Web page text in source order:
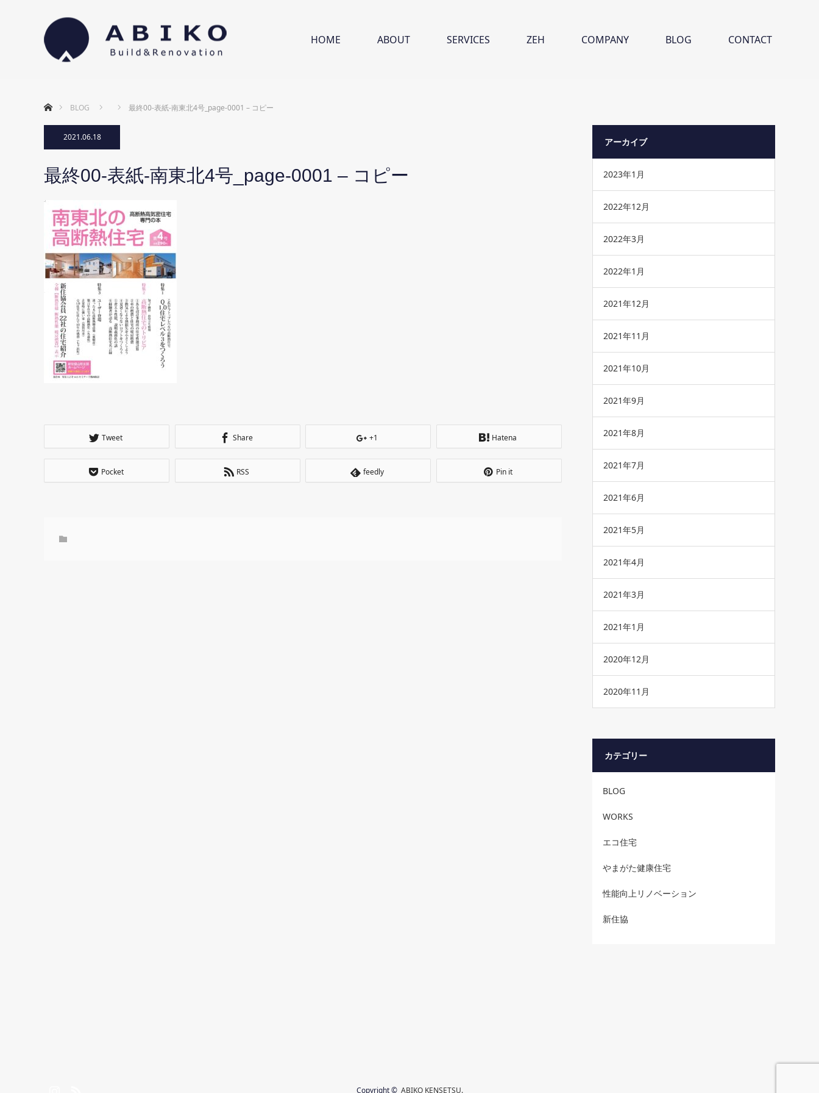
HOME ABOUT SERVICES ZEH COMPANY BLOG CONTACT
BLOG
最終00-表紙-南東北4号_page-0001 – コピー
2021.06.18
最終00-表紙-南東北4号_page-0001 – コピー
Tweet Share +1 Hatena
Pocket RSS feedly Pin it
アーカイブ
2023年1月
2022年12月
2022年3月
2022年1月
2021年12月
2021年11月
2021年10月
2021年9月
2021年8月
2021年7月
2021年6月
2021年5月
2021年4月
2021年3月
2021年1月
2020年12月
2020年11月
カテゴリー
BLOG
WORKS
エコ住宅
やまがた健康住宅
性能向上リノベーション
新住協
Copyright © ABIKO KENSETSU.